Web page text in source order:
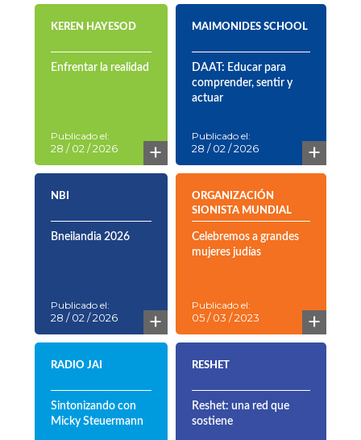
KEREN HAYESOD
Enfrentar la realidad
Publicado el:
28 / 02 / 2026 +
MAIMONIDES SCHOOL
DAAT: Educar para
comprender, sentir y
actuar
Publicado el:
28 / 02 / 2026 +
NBI
Bneilandia 2026
Publicado el:
28 / 02 / 2026 +
ORGANIZACIÓN
SIONISTA MUNDIAL
Celebremos a grandes
mujeres judías
Publicado el:
05 / 03 / 2023 +
RADIO JAI
Sintonizando con
Micky Steuermann
RESHET
Reshet: una red que
sostiene